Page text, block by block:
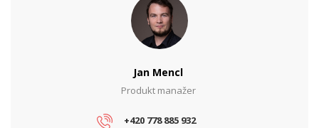
Jan Mencl
Produkt manažer
+420 778 885 932